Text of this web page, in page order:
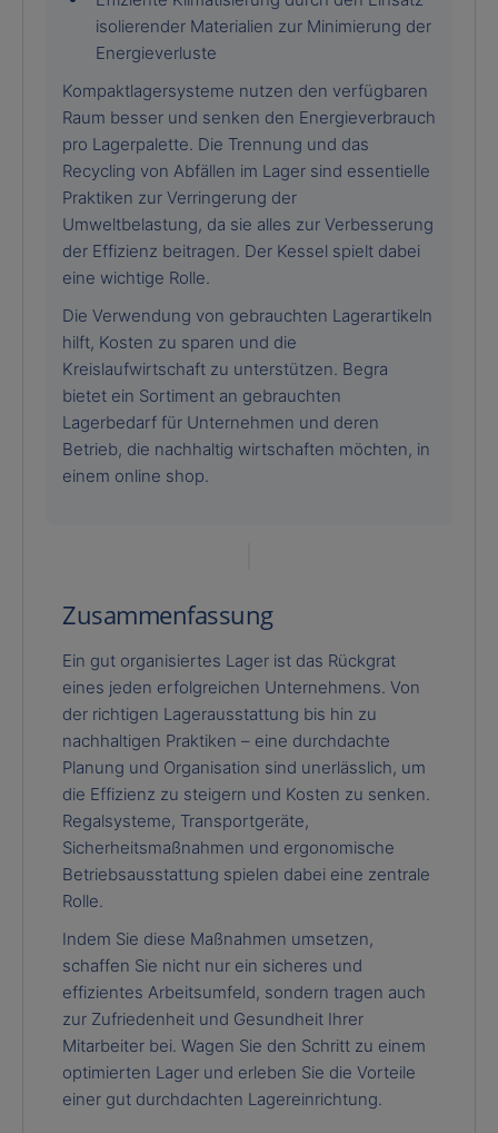
isolierender Materialien zur Minimierung der
Energieverluste
Kompaktlagersysteme nutzen den verfügbaren
Raum besser und senken den Energieverbrauch
pro Lagerpalette. Die Trennung und das
Recycling von Abfällen im Lager sind essentielle
Praktiken zur Verringerung der
Umweltbelastung, da sie alles zur Verbesserung
der Effizienz beitragen. Der Kessel spielt dabei
eine wichtige Rolle.
Die Verwendung von gebrauchten Lagerartikeln
hilft, Kosten zu sparen und die
Kreislaufwirtschaft zu unterstützen. Begra
bietet ein Sortiment an gebrauchten
Lagerbedarf für Unternehmen und deren
Betrieb, die nachhaltig wirtschaften möchten, in
einem online shop.
Zusammenfassung
Ein gut organisiertes Lager ist das Rückgrat
eines jeden erfolgreichen Unternehmens. Von
der richtigen Lagerausstattung bis hin zu
nachhaltigen Praktiken – eine durchdachte
Planung und Organisation sind unerlässlich, um
die Effizienz zu steigern und Kosten zu senken.
Regalsysteme, Transportgeräte,
Sicherheitsmaßnahmen und ergonomische
Betriebsausstattung spielen dabei eine zentrale
Rolle.
Indem Sie diese Maßnahmen umsetzen,
schaffen Sie nicht nur ein sicheres und
effizientes Arbeitsumfeld, sondern tragen auch
zur Zufriedenheit und Gesundheit Ihrer
Mitarbeiter bei. Wagen Sie den Schritt zu einem
optimierten Lager und erleben Sie die Vorteile
einer gut durchdachten Lagereinrichtung.